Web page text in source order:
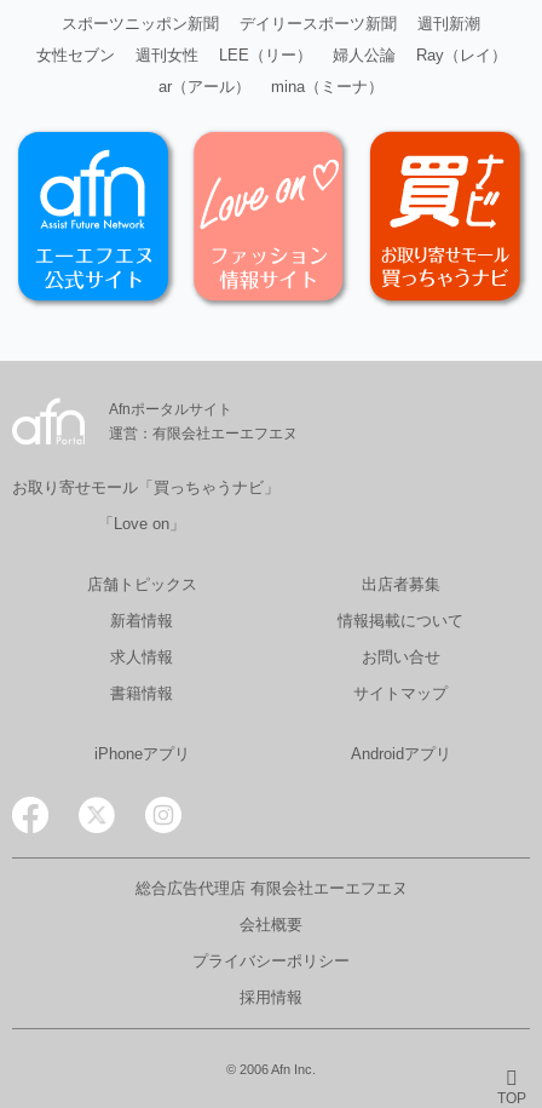
スポーツニッポン新聞 デイリースポーツ新聞
週刊新潮
女性セブン
週刊女性 LEE（リー） 婦人公論
Ray（レイ）
ar（アール）
mina（ミーナ）
TOP
Afnポータルサイト
運営：有限会社エーエフエヌ
お取り寄せモール「買っちゃうナビ」
「Love on」
店舗トピックス
新着情報
求人情報
書籍情報
出店者募集
情報掲載について
お問い合せ
サイトマップ
iPhoneアプリ Androidアプリ
総合広告代理店 有限会社エーエフエヌ
会社概要
プライバシーポリシー
採用情報
© 2006 Afn Inc.